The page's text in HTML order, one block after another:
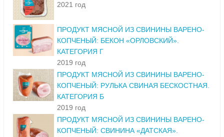
2021 год
ПРОДУКТ МЯСНОЙ ИЗ СВИНИНЫ ВАРЕНО-
КОПЧЕНЫЙ: БЕКОН «ОРЛОВСКИЙ».
КАТЕГОРИЯ Г
2019 год
ПРОДУКТ МЯСНОЙ ИЗ СВИНИНЫ ВАРЕНО-
КОПЧЕНЫЙ: РУЛЬКА СВИНАЯ БЕСКОСТНАЯ.
КАТЕГОРИЯ Б
2019 год
ПРОДУКТ МЯСНОЙ ИЗ СВИНИНЫ ВАРЕНО-
КОПЧЕНЫЙ: СВИНИНА «ДАТСКАЯ».